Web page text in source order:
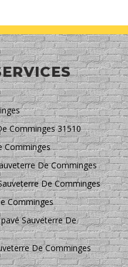
Comminges 31510
Comminges
De Comminges
De Comminges
Comminges
Sauveterre De
De Comminges